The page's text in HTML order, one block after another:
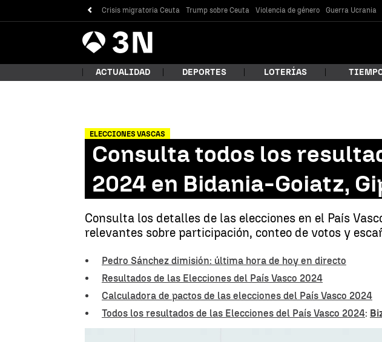
Crisis migratoria Ceuta Trump sobre Ceuta Violencia de género Guerra Ucrania
Antena
3 Noticias
¿Qué estás
Buscar
ACTUALIDAD DEPORTES LOTERÍAS
ELECCIONES VASCAS
Consulta todos los
2024 en Bidania-Goiatz,
Consulta los detalles de las elecciones en el País
relevantes sobre participación, conteo de votos y
Pedro Sánchez dimisión: última hora de hoy en directo
Resultados de las Elecciones del País Vasco 2024
Calculadora de pactos de las elecciones del País Vasco 2024
Todos los resultados de las Elecciones del País Vasco 2024: